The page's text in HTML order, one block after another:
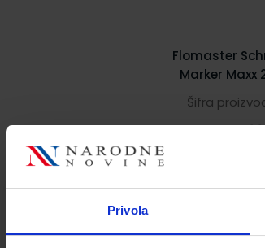
Privola
Flomaster
Marker Maxx
kreda 2-3 mm
Šifra